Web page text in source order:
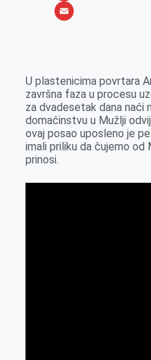
o
e
r
k
n
b
h
A
p
p
X
i
l
U plastenicima povrtara
završna faza u procesu
za dvadesetak dana naći
domaćinstvu u Mužlji
ovaj posao uposleno je
imali priliku da čujemo od
prinosi.